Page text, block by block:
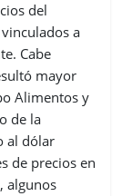
del
a
Cabe
mayor
Alimentos y
de la
al dólar
de precios en
algunos